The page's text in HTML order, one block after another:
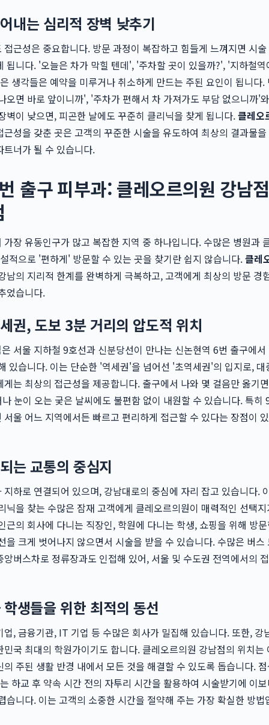
내는 심리적 장벽 낮추기
근성은 중요합니다. 방문 과정이 복잡하고 힘들게 느껴지면 시
됩니다. '오늘은 차가 막힐 텐데', '주차할 곳이 있을까?', '지하철역
생각들은 예약을 미루거나 취소하게 만드는 주된 요인이 됩니다.
오면 바로 앞이니까', '주차가 편해서 차 가져가도 부담 없으니까'
벽이 낮으면, 피곤한 날에도 꾸준히 클리닉을 찾게 됩니다.클레오
근성을 갖춘 곳은 고객의 꾸준한 시술을 유도하여 최상의 결과물
너가 될 수 있습니다.
출구 피부과: 클레오르의원 강남
장 유동인구가 많고 복잡한 지역 중 하나입니다. 수많은 병원과
적으로 '편하게' 방문할 수 있는 곳을 찾기란 쉽지 않습니다.클레
남의 지리적 한계를 완벽하게 극복하고, 고객에게 최상의 방문 경
었습니다.
권, 도보 3분 거리의 압도적 위치
서울 지하철 9호선과 신분당선이 만나는 신논현역 6번 출구에
있습니다. 이는 단순한 '역세권'을 넘어선 '초역세권'의 입지로, 대
는 최상의 접근성을 제공합니다. 출구에서 나와 몇 걸음만 옮기
눈이 오는 궂은 날씨에도 불편함 없이 내원할 수 있습니다. 특히
울 어느 지역에서든 빠르고 편리하게 접근할 수 있다는 장점이
는 교통의 중심지
지하로 연결되어 있으며, 강남대로의 중심에 자리 잡고 있습니다.
닉을 찾는 수많은 잠재 고객에게 클레오르의원이 매력적인 선택
근의 회사에 다니는 직장인, 학원에 다니는 학생, 쇼핑을 위해 방
을 크게 벗어나지 않으면서 시술을 받을 수 있습니다. 수많은 버스
버스차로 정류장과도 인접해 있어, 서울 및 수도권 전역에서의
생들을 위한 최적의 동선
, 금융기관, IT 기업 등 수많은 회사가 밀집해 있습니다. 또한, 강
국 최대의 학원가이기도 합니다. 클레오르의원 강남점의 위치는
주된 생활 반경 내에서 모든 것을 해결할 수 있도록 돕습니다.
하교 후 약속 시간 전의 자투리 시간을 활용하여 시술받기에 이
습니다. 이는 고객의 소중한 시간을 절약해 주는 가장 확실한 방법